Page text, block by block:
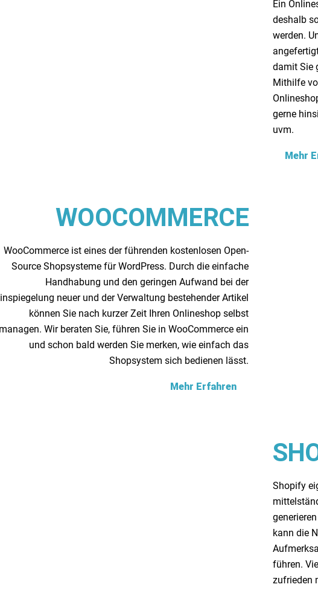
Ein
deshalb
werden.
damit Sie
Mithilfe
gerne
uvm.
Mehr
WOOCOMMERCE
WooCommerce ist eines der führenden kostenlosen Open-
Source Shopsysteme für WordPress. Durch die einfache
Handhabung und den geringen Aufwand bei der
neuer und der Verwaltung bestehender Artikel
können Sie nach kurzer Zeit Ihren Onlineshop selbst
managen. Wir beraten Sie, führen Sie in WooCommerce ein
und schon bald werden Sie merken, wie einfach das
Shopsystem sich bedienen lässt.
Mehr Erfahren
Shopify
kann die
führen.
zufrieden